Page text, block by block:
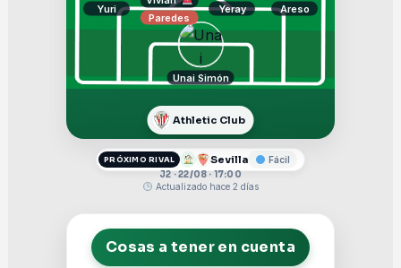
Unai Simón
Yuri
Paredes
Yeray Areso
Athletic Club
PRÓXIMO RIVAL Sevilla
Fácil
J2 · 22/08 · 17:00
Actualizado hace 2 días
Cosas a tener en cuenta